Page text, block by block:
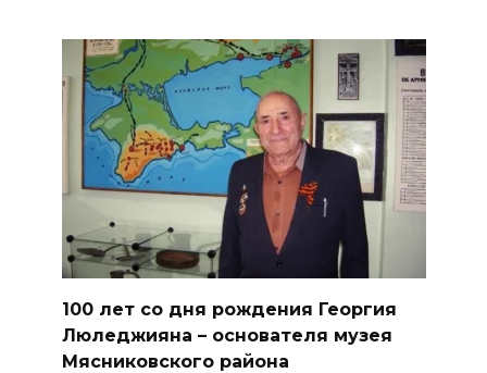
100 лет со дня рождения Георгия
Люледжияна – основателя музея
Мясниковского района